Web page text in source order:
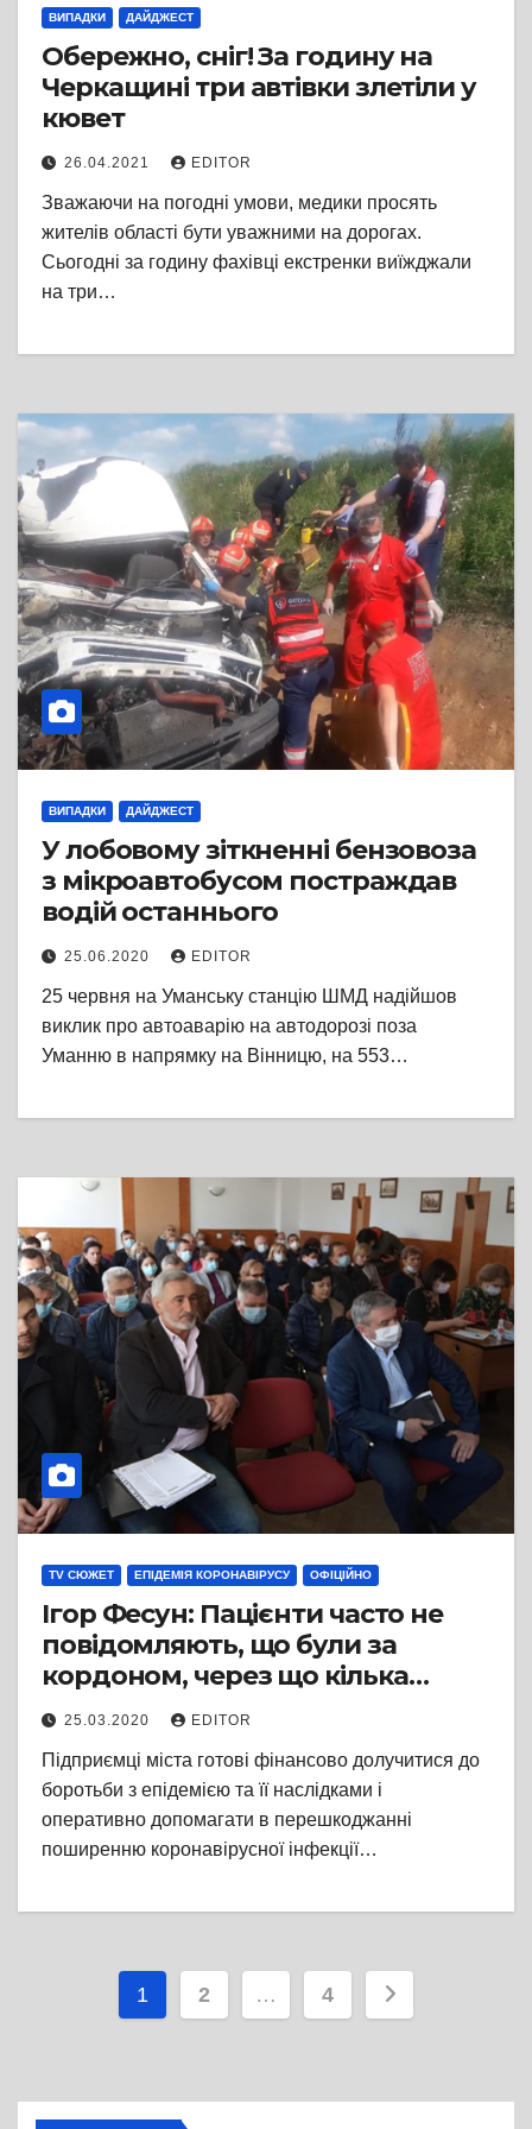
ВИПАДКИ ДАЙДЖЕСТ
Обережно, сніг! За годину на
Черкащині три автівки злетіли у
кювет
26.04.2021 EDITOR
Зважаючи на погодні умови, медики просять
жителів області бути уважними на дорогах.
Сьогодні за годину фахівці екстренки виїжджали
на три…
ВИПАДКИ ДАЙДЖЕСТ
У лобовому зіткненні бензовоза
з мікроавтобусом постраждав
водій останнього
25.06.2020 EDITOR
25 червня на Уманську станцію ШМД надійшов
виклик про автоаварію на автодорозі поза
Уманню в напрямку на Вінницю, на 553…
TV СЮЖЕТ ЕПІДЕМІЯ КОРОНАВІРУСУ ОФІЦІЙНО
Ігор Фесун: Пацієнти часто не
повідомляють, що були за
кордоном, через що кілька
бригад ШВИДКОЇ наразі на
обсервації
25.03.2020 EDITOR
Підприємці міста готові фінансово долучитися до
боротьби з епідемією та її наслідками і
оперативно допомагати в перешкоджанні
поширенню коронавірусної інфекції…
Пагінація
1 2 … 4